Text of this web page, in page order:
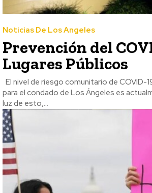
Noticias De Los Angeles
Prevención del
Lugares Públicos
para el condado de Los Ángeles es
luz de esto,...